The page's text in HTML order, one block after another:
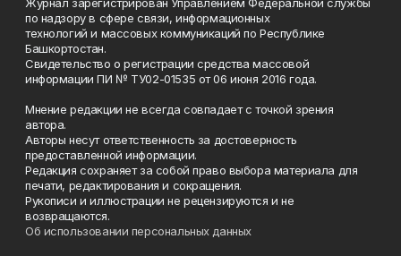
Журнал зарегистрирован Управлением Федеральной службы
по надзору в сфере связи, информационных
технологий и массовых коммуникаций по Республике
Башкортостан.
Свидетельство о регистрации средства массовой
информации ПИ № ТУ02-01535 от 06 июня 2016 года.
Мнение редакции не всегда совпадает с точкой зрения
автора.
Авторы несут ответственность за достоверность
предоставленной информации.
Редакция сохраняет за собой право выбора материала для
печати, редактирования и сокращения.
Рукописи и иллюстрации не рецензируются и не
возвращаются.
Об использовании персональных данных